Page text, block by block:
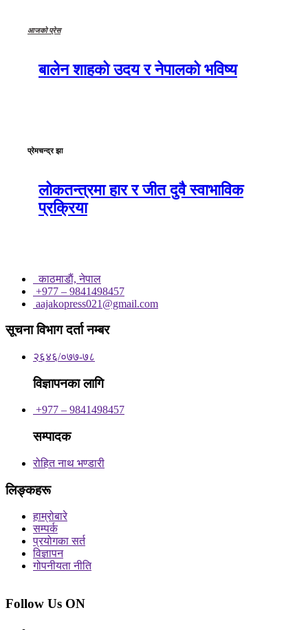
आजको प्रेस
बालेन शाहको उदय र नेपालको भविष्य
प्रेमचन्द्र झा
लोकतन्त्रमा हार र जीत दुवै स्वाभाविक
प्रक्रिया
काठमाडाैं, नेपाल
+977 – 9841498457
aajakopress021@gmail.com
सूचना विभाग दर्ता नम्बर
२६४६/०७७-७८
विज्ञापनका लागि
+977 – 9841498457
सम्पादक
रोहित नाथ भण्डारी
लिङ्कहरू
हाम्रोबारे
सम्पर्क
प्रयोगका सर्त
विज्ञापन
गोपनीयता नीति
Follow Us ON